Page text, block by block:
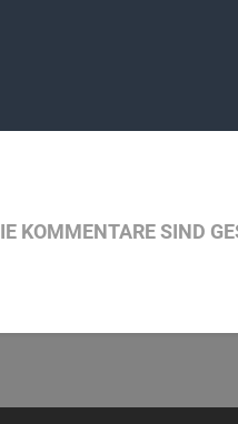
KOMMENTARE SIND